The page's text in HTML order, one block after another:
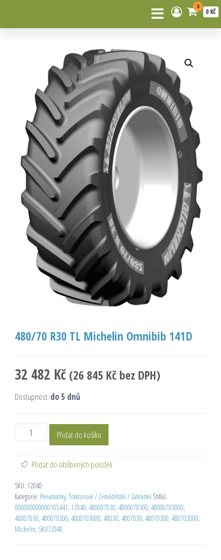
0
0 KČ
480/70 R30 TL Michelin Omnibib 141D
32 482 Kč (26 845 Kč bez DPH)
Dostupnost: do 5 dnů
Přidat do košíku
Přidat do oblíbených položek
SKU: 12040
Kategorie: Pneumatiky, Traktorové / Zemědělské / ZahradníŠtítků:
000000000000105441, 12040, 480007030, 4800070300, 48000703000,
48007030, 480070300, 4800703000, 48030, 4807030, 48070300, 480703000,
Michelin, SKU12040